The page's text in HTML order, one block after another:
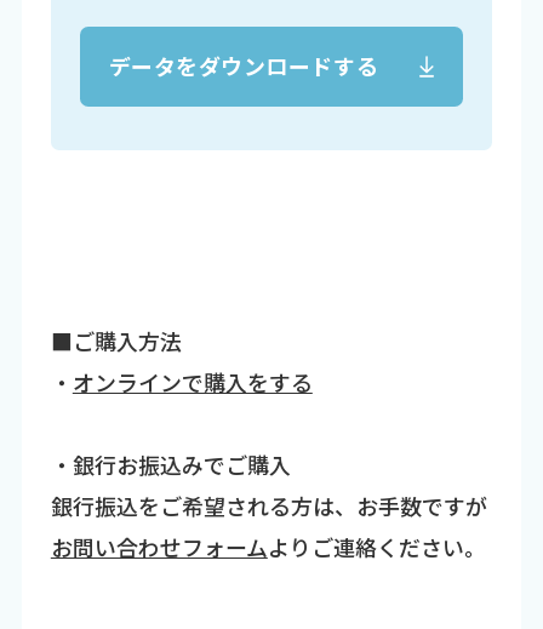
データをダウンロードする
■ご購入方法
・ オンラインで購入をする
・銀行お振込みでご購入
銀行振込をご希望される方は、お手数ですが
お問い合わせフォームよりご連絡ください。